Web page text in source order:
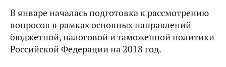
В январе началась подготовка к рассмотрению
вопросов в рамках основных направлений
бюджетной, налоговой и таможенной политики
Российской Федерации на 2018 год.